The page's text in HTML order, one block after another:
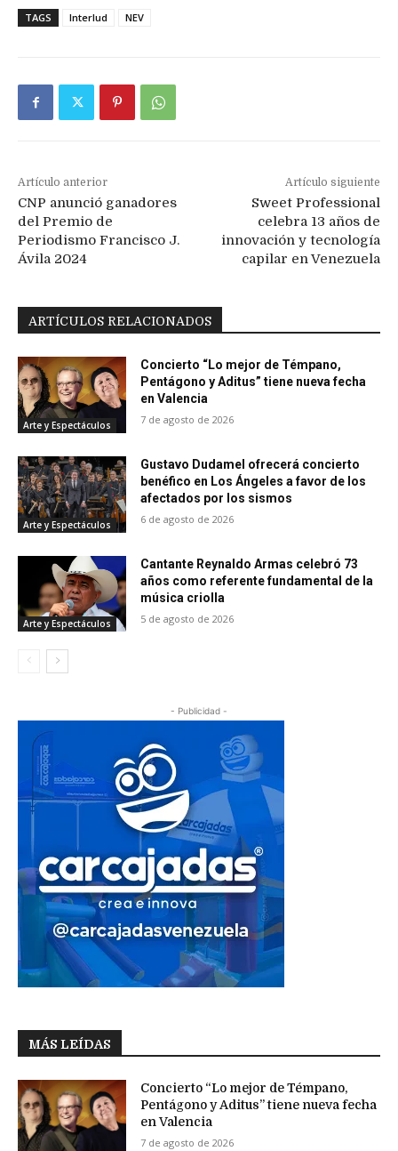
TAGS Interlud NEV
Artículo anterior
CNP anunció ganadores
del Premio de
Periodismo Francisco J.
Ávila 2024
Artículo siguiente
Sweet Professional
celebra 13 años de
innovación y tecnología
capilar en Venezuela
ARTÍCULOS RELACIONADOS
Arte y Espectáculos
Concierto “Lo mejor de Témpano,
Pentágono y Aditus” tiene nueva fecha
en Valencia
7 de agosto de 2026
Arte y Espectáculos
Gustavo Dudamel ofrecerá concierto
benéfico en Los Ángeles a favor de los
afectados por los sismos
6 de agosto de 2026
Arte y Espectáculos
Cantante Reynaldo Armas celebró 73
años como referente fundamental de la
música criolla
5 de agosto de 2026
- Publicidad -
MÁS LEÍDAS
Concierto “Lo mejor de Témpano,
Pentágono y Aditus” tiene nueva fecha
en Valencia
7 de agosto de 2026